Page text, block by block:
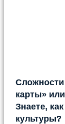
карты»
Знаете,
культуры?